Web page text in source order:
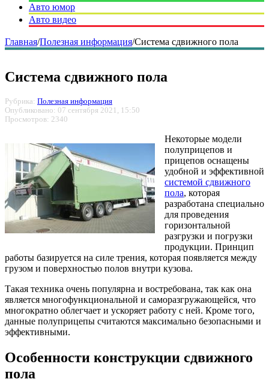
Авто юмор
Авто видео
Главная/Полезная информация/Система сдвижного пола
Система сдвижного пола
Рубрика: Полезная информация
Опубликовано: 07 сентября 2021, 15:50
Просмотров: 2340
Некоторые модели
полуприцепов и
прицепов оснащены
удобной и эффективной
системой сдвижного
пола, которая
разработана специально
для проведения
горизонтальной
разгрузки и погрузки
продукции. Принцип
работы базируется на силе трения, которая появляется между
грузом и поверхностью полов внутри кузова.
Такая техника очень популярна и востребована, так как она
является многофункциональной и саморазгружающейся, что
многократно облегчает и ускоряет работу с ней. Кроме того,
данные полуприцепы считаются максимально безопасными и
эффективными.
Особенности конструкции сдвижного
пола